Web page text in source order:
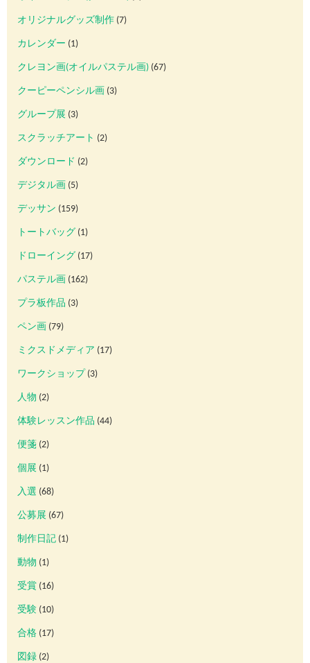
オリジナルグッズ制作 (7)
カレンダー (1)
クレヨン画(オイルパステル画) (67)
クーピーペンシル画 (3)
グループ展 (3)
スクラッチアート (2)
ダウンロード (2)
デジタル画 (5)
デッサン (159)
トートバッグ (1)
ドローイング (17)
パステル画 (162)
プラ板作品 (3)
ペン画 (79)
ミクスドメディア (17)
ワークショップ(3)
人物 (2)
体験レッスン作品 (44)
便箋 (2)
個展 (1)
入選 (68)
公募展 (67)
制作日記 (1)
動物 (1)
受賞 (16)
受験 (10)
合格 (17)
図録 (2)